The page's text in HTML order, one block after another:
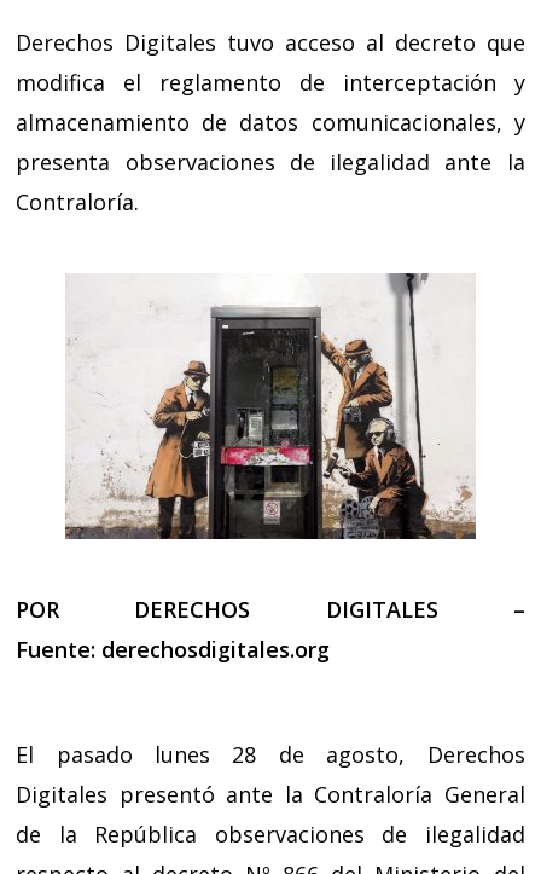
Derechos Digitales tuvo acceso al decreto que
modifica el reglamento de interceptación y
almacenamiento de datos comunicacionales, y
presenta observaciones de ilegalidad ante la
Contraloría.
POR DERECHOS DIGITALES –
Fuente: derechosdigitales.org
El pasado lunes 28 de agosto, Derechos
Digitales presentó ante la Contraloría General
de la República observaciones de ilegalidad